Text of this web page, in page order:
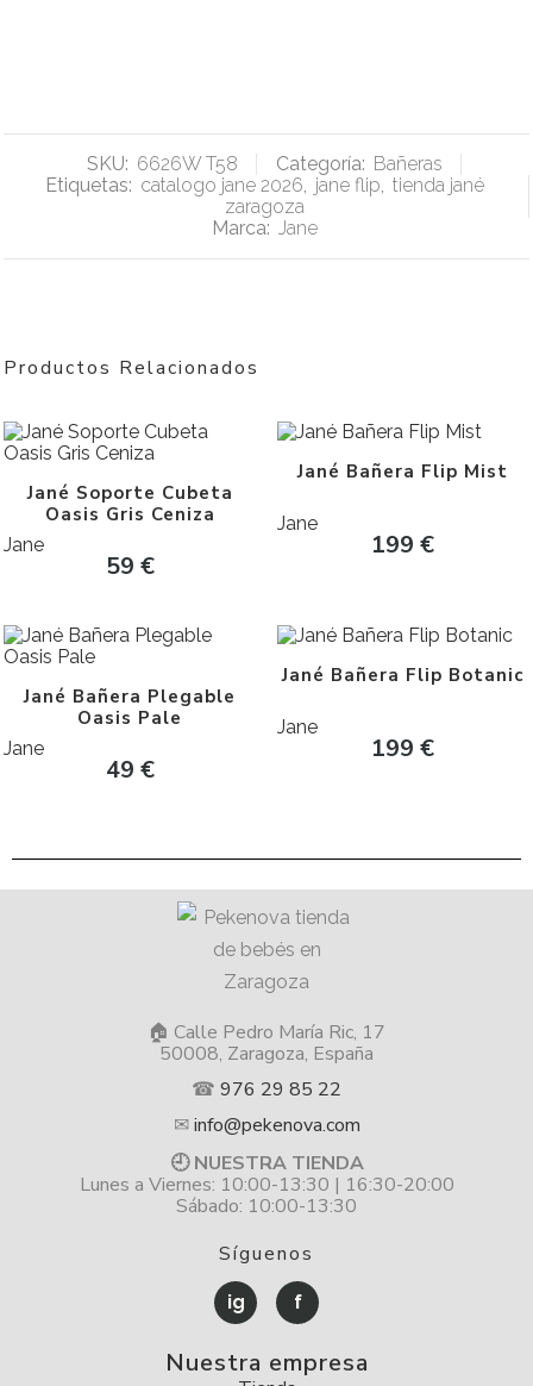
SKU: 6626W T58 Categoría: Bañeras
Etiquetas: catalogo jane 2026, jane flip, tienda jané
zaragoza
Marca: Jane
Productos Relacionados
Jané Soporte Cubeta
Oasis Gris Ceniza
Jane
59 €
Jané Bañera Flip Mist
Jane
199€
Jané Bañera Plegable
Oasis Pale
Jane
49 €
Jané Bañera Flip Botanic
Jane
199€
🏠 Calle Pedro María Ric, 17
50008, Zaragoza, España
☎ 976 29 85 22
✉info@pekenova.com
🕘 NUESTRA TIENDA
Lunes a Viernes: 10:00-13:30 | 16:30-20:00
Sábado: 10:00-13:30
Síguenos
ig f
Nuestra empresa